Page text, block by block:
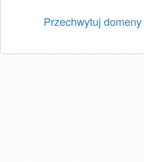
Przechwytuj domeny